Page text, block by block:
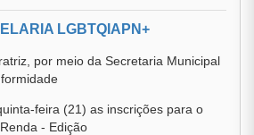
LGBTQIAPN+
por meio da Secretaria Municipal
feira (21) as inscrições para o
- Edição